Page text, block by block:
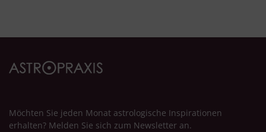
Möchten Sie jeden Monat astrologische Inspirationen
erhalten? Melden Sie sich zum Newsletter an.